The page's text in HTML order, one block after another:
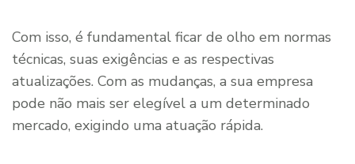
Com isso, é fundamental ficar de olho em normas
técnicas, suas exigências e as respectivas
atualizações. Com as mudanças, a sua empresa
pode não mais ser elegível a um determinado
mercado, exigindo uma atuação rápida.